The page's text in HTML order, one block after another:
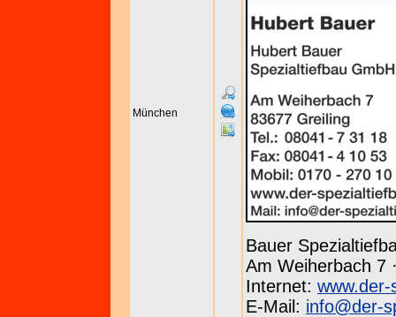
München
Bauer
Am Weiherbach 7
Internet: www.der-
E-Mail: info@der-